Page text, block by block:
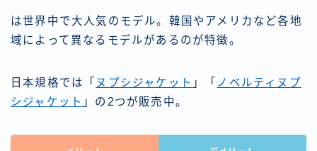
は世界中で大人気のモデル。韓国やアメリカなど各地
域によって異なるモデルがあるのが特徴。
日本規格では「 ヌプシジャケット 」「 ノベルティヌプ
シジャケット 」の2つが販売中。